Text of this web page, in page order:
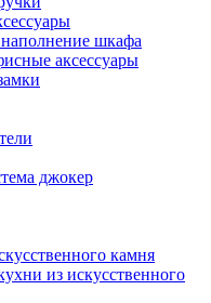
шкафа
аксессуары
джокер
камня
из искусственного